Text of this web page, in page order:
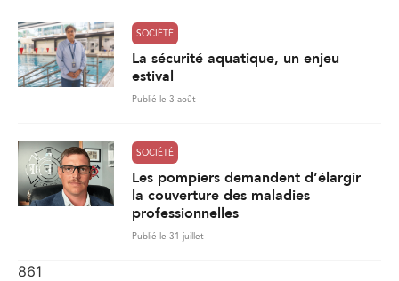
SOCIÉTÉ
La sécurité aquatique, un enjeu
estival
Publié le 3 août
SOCIÉTÉ
Les pompiers demandent d’élargir
la couverture des maladies
professionnelles
Publié le 31 juillet
861